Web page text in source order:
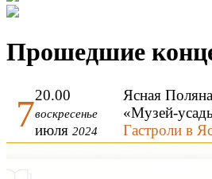
Прошедшие
720.00
воскресенье
июля 2024
Ясная
«Музей-
Гастроли в